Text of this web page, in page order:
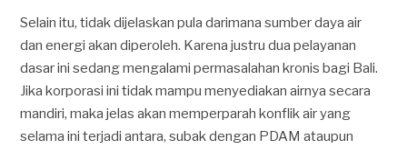
Selain itu, tidak dijelaskan pula darimana sumber daya air
dan energi akan diperoleh. Karena justru dua pelayanan
dasar ini sedang mengalami permasalahan kronis bagi Bali.
Jika korporasi ini tidak mampu menyediakan airnya secara
mandiri, maka jelas akan memperparah konflik air yang
selama ini terjadi antara, subak dengan PDAM ataupun